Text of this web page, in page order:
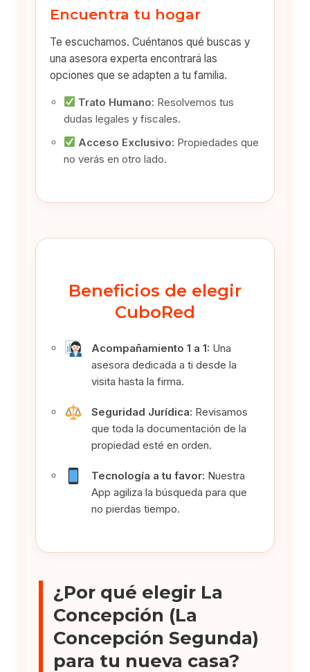
Encuentra tu hogar
Te escuchamos. Cuéntanos qué buscas y
una asesora experta encontrará las
opciones que se adapten a tu familia.
Trato Humano: Resolvemos tus
dudas legales y fiscales.
Acceso Exclusivo: Propiedades que
no verás en otro lado.
Beneficios de elegir
CuboRed
Acompañamiento 1 a 1: Una
asesora dedicada a ti desde la
visita hasta la firma.
Seguridad Jurídica: Revisamos
que toda la documentación de la
propiedad esté en orden.
Tecnología a tu favor: Nuestra
App agiliza la búsqueda para que
no pierdas tiempo.
¿Por qué elegir La
Concepción (La
Concepción Segunda)
para tu nueva casa?